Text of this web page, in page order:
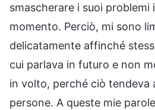
smascherare i suoi problemi
momento. Perciò, mi sono
delicatamente affinché
cui parlava in futuro e non
in volto, perché ciò tendeva
persone. A queste mie